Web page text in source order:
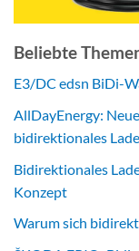
Beliebte
E3/DC edsn BiDi-
AllDayEnergy:
bidirektionales
Bidirektionales
Konzept
Warum sich